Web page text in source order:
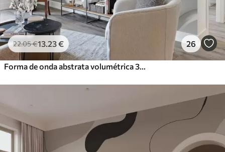
22.05€13 .23€ 26